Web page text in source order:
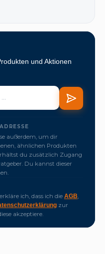
und Aktionen
außerdem, um dir
ähnlichen Produkten
du zusätzlich Zugang
Du kannst dieser
ich, dass ich die AGB
zur
akzeptiere.